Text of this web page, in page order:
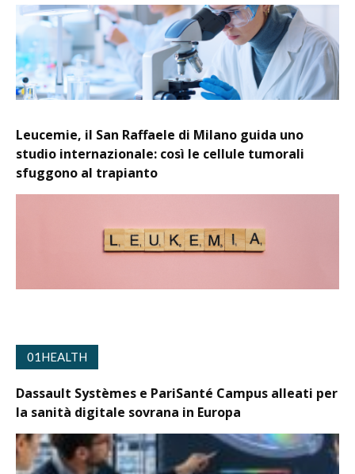
Leucemie, il San Raffaele di Milano guida uno
studio internazionale: così le cellule tumorali
sfuggono al trapianto
01HEALTH
Dassault Systèmes e PariSanté Campus alleati per
la sanità digitale sovrana in Europa